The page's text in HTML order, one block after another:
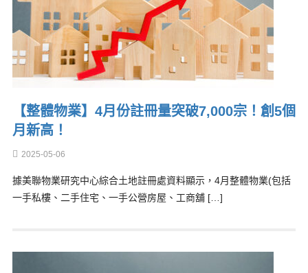
【整體物業】4月份註冊量突破7,000宗！創5個
月新高！
2025-05-06
據美聯物業研究中心綜合土地註冊處資料顯示，4月整體物業(包括
一手私樓、二手住宅、一手公營房屋、工商舖 […]